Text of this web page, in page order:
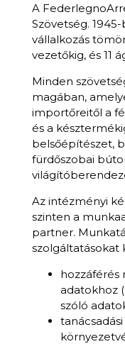
A
Szövetség.
vállalkozás
vezetőkig, és 11
Minden
magában,
importőreitől a
és a
belsőépítészet,
fürdőszobai
Az intézményi
szinten a
partner.
szolgáltatásokat
hozzáférés
adatokhoz
szóló